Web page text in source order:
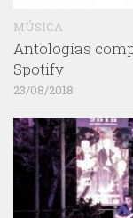
MÚSICA
Antologías
Spotify
23/08/2018